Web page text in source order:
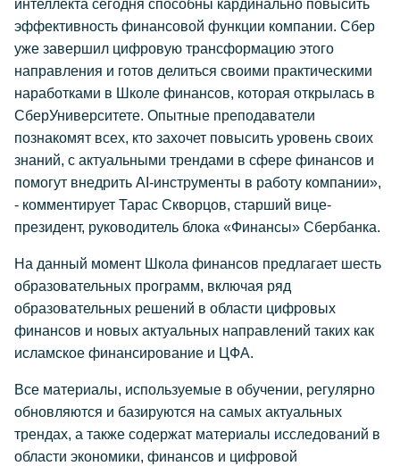
интеллекта сегодня способны кардинально повысить
эффективность финансовой функции компании. Сбер
уже завершил цифровую трансформацию этого
направления и готов делиться своими практическими
наработками в Школе финансов, которая открылась в
СберУниверситете. Опытные преподаватели
познакомят всех, кто захочет повысить уровень своих
знаний, с актуальными трендами в сфере финансов и
помогут внедрить AI-инструменты в работу компании»,
- комментирует Тарас Скворцов, старший вице-
президент, руководитель блока «Финансы» Сбербанка.
На данный момент Школа финансов предлагает шесть
образовательных программ, включая ряд
образовательных решений в области цифровых
финансов и новых актуальных направлений таких как
исламское финансирование и ЦФА.
Все материалы, используемые в обучении, регулярно
обновляются и базируются на самых актуальных
трендах, а также содержат материалы исследований в
области экономики, финансов и цифровой